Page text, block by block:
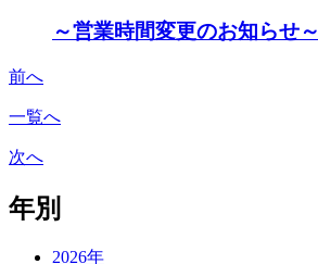
～営業時間変更のお知らせ～
前へ
一覧へ
次へ
年別
2026年